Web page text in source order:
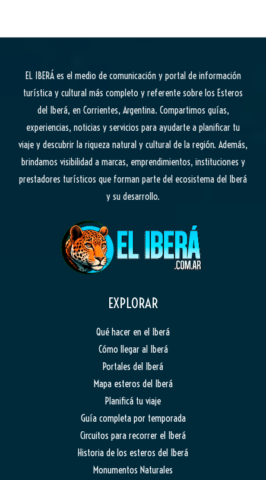
EL IBERÁes el medio de comunicación y portal de información
turística y cultural más completo y referente sobre los Esteros
del Iberá, en Corrientes, Argentina. Compartimos guías,
experiencias, noticias y servicios para ayudarte a planificar tu
viaje y descubrir la riqueza natural y cultural de la región. Además,
brindamos visibilidad a marcas, emprendimientos, instituciones y
prestadores turísticos que forman parte del ecosistema del Iberá
y su desarrollo.
EXPLORAR
Qué hacer en el Iberá
Cómo llegar al Iberá
Portales del Iberá
Mapa esteros del Iberá
Planificá tu viaje
Guía completa por temporada
Circuitos para recorrer el Iberá
Historia de los esteros del Iberá
Monumentos Naturales